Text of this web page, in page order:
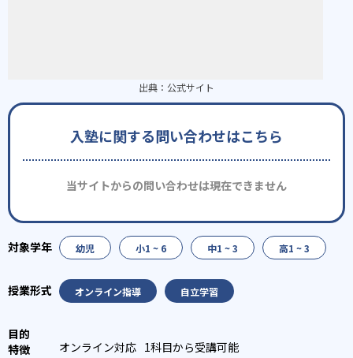
出典： 公式サイト
入塾に関する問い合わせはこちら
当サイトからの問い合わせは現在できません
幼児 小1 ~ 6 中1 ~ 3 高1 ~ 3
オンライン指導 自立学習
オンライン対応 1科目から受講可能